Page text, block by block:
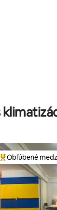
5 z
Najobľúbenejšie
Obľúbené